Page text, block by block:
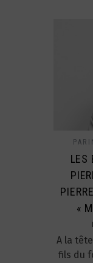
LES
«
A la
fils du